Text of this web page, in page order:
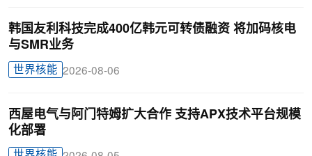
韩国友利科技完成400亿韩元可转债融资 将加码核电
与SMR业务
世界核能 2026-08-06
西屋电气与阿门特姆扩大合作 支持APX技术平台规模
化部署